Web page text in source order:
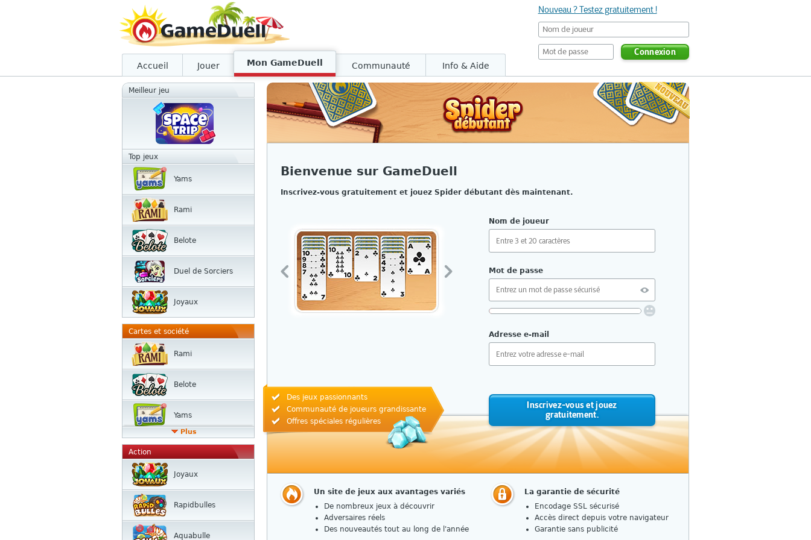
Nouveau ? Testez gratuitement !
Connexion
Accueil Jouer Mon GameDuell Communauté Info & Aide
Meilleur jeu
Top jeux
Yams
Rami
Belote
Duel de Sorciers
Joyaux
Cartes et société
Rami
Belote
Yams
Plus
Action
Joyaux
Rapidbulles
Aquabulle
Bienvenue sur GameDuell
Inscrivez-vous gratuitement et jouez Spider débutant dès maintenant.
Nom de joueur
Mot de passe
Exigences :
Chiffres et caractères spéciaux
Comment choisir un mot de passe sécurisé ?
Adresse e-mail
Inscrivez-vous et jouez
gratuitement.
Des jeux passionnants
Communauté de joueurs grandissante
Offres spéciales régulières
Un site de jeux aux avantages variés
De nombreux jeux à découvrir
Adversaires réels
Des nouveautés tout au long de l'année
La garantie de sécurité
Encodage SSL sécurisé
Accès direct depuis votre navigateur
Garantie sans publicité